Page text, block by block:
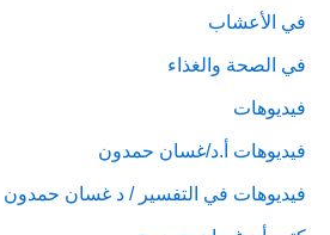
في الأعشاب
في الصحة والغذاء
فيديوهات
فيديوهات أ.د/غسان حمدون
فيديوهات في التفسير / د غسان حمدون